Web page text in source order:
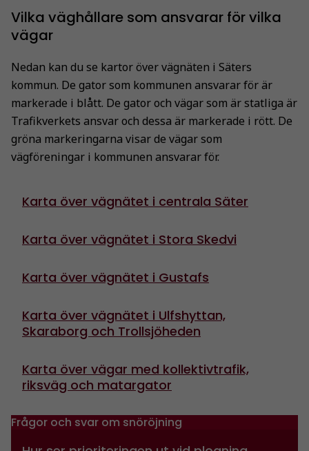
Vilka väghållare som ansvarar för vilka
vägar
Nedan kan du se kartor över vägnäten i Säters
kommun. De gator som kommunen ansvarar för är
markerade i blått. De gator och vägar som är statliga är
Trafikverkets ansvar och dessa är markerade i rött. De
gröna markeringarna visar de vägar som
vägföreningar i kommunen ansvarar för.
Karta över vägnätet i centrala Säter
Karta över vägnätet i Stora Skedvi
Karta över vägnätet i Gustafs
Karta över vägnätet i Ulfshyttan,
Skaraborg och Trollsjöheden
Karta över vägar med kollektivtrafik,
riksväg och matargator
Frågor och svar om snöröjning
Nödvändiga
Dessa kakor
behövs för
att hemsidan
över huvud
taget ska
För att vi ska
kunna
hemsidans
och
uppbyggnad,
hur
hemsidan
hemsida ska